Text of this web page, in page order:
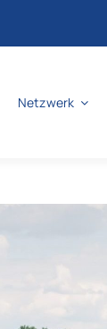
Netzwerk